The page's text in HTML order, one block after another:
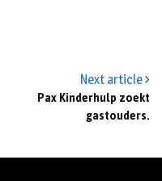
Next article
Pax Kinderhulp zoekt
gastouders.